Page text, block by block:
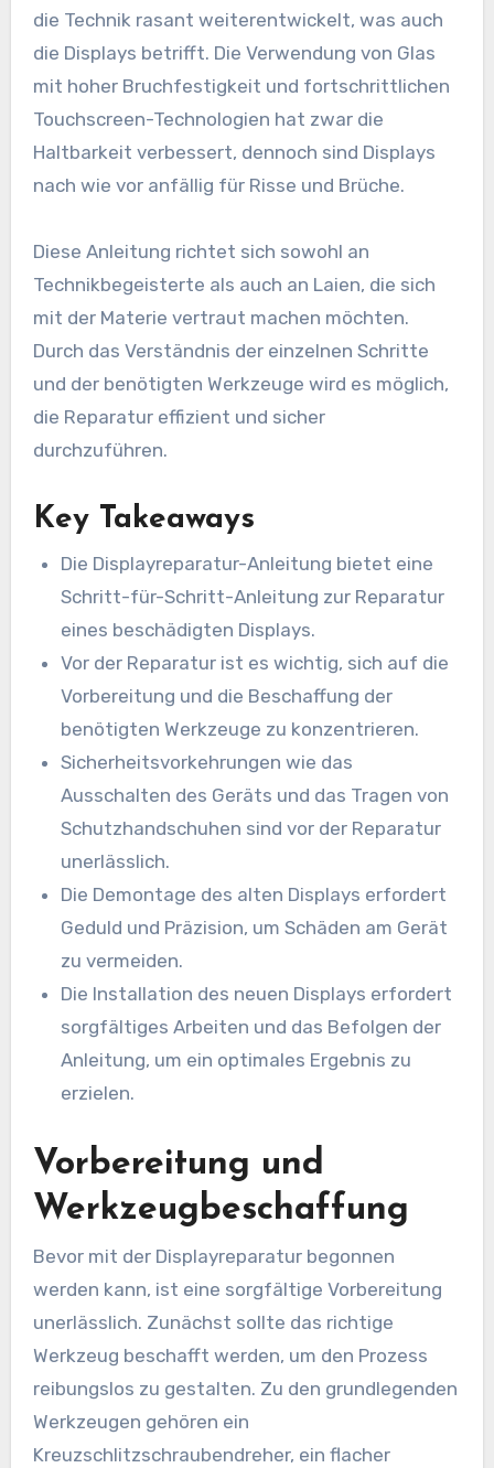
die Technik rasant weiterentwickelt, was auch
die Displays betrifft. Die Verwendung von Glas
mit hoher Bruchfestigkeit und fortschrittlichen
Touchscreen-Technologien hat zwar die
Haltbarkeit verbessert, dennoch sind Displays
nach wie vor anfällig für Risse und Brüche.
Diese Anleitung richtet sich sowohl an
Technikbegeisterte als auch an Laien, die sich
mit der Materie vertraut machen möchten.
Durch das Verständnis der einzelnen Schritte
und der benötigten Werkzeuge wird es möglich,
die Reparatur effizient und sicher
durchzuführen.
Key Takeaways
Die Displayreparatur-Anleitung bietet eine
Schritt-für-Schritt-Anleitung zur Reparatur
eines beschädigten Displays.
Vor der Reparatur ist es wichtig, sich auf die
Vorbereitung und die Beschaffung der
benötigten Werkzeuge zu konzentrieren.
Sicherheitsvorkehrungen wie das
Ausschalten des Geräts und das Tragen von
Schutzhandschuhen sind vor der Reparatur
unerlässlich.
Die Demontage des alten Displays erfordert
Geduld und Präzision, um Schäden am Gerät
zu vermeiden.
Die Installation des neuen Displays erfordert
sorgfältiges Arbeiten und das Befolgen der
Anleitung, um ein optimales Ergebnis zu
erzielen.
Vorbereitung und
Werkzeugbeschaffung
Bevor mit der Displayreparatur begonnen
werden kann, ist eine sorgfältige Vorbereitung
unerlässlich. Zunächst sollte das richtige
Werkzeug beschafft werden, um den Prozess
reibungslos zu gestalten. Zu den grundlegenden
Werkzeugen gehören ein
Kreuzschlitzschraubendreher, ein flacher